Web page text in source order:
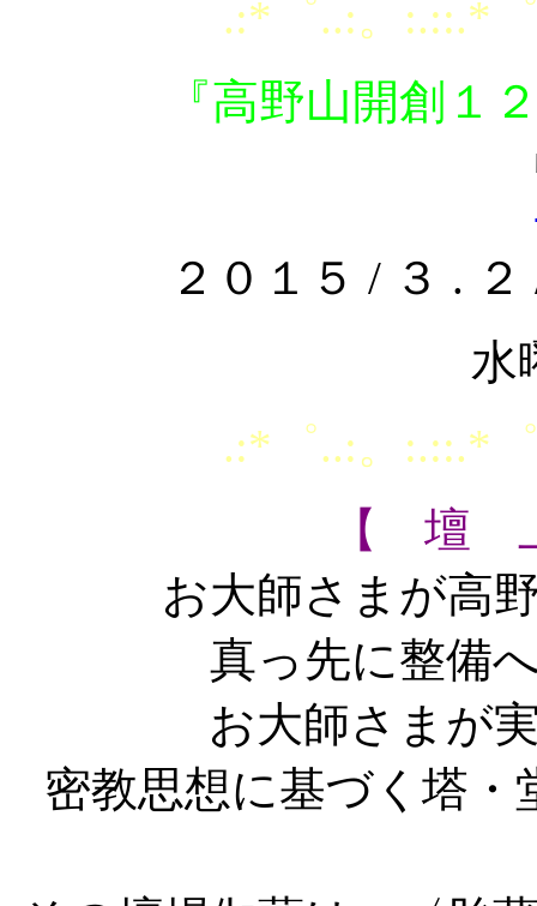
.:*゜..:。:.::.*
『高野山開創１
２０１５ / ３ .
水
.:*゜..:。:.::.*
【 壇
お大師さまが高
真っ先に整備
お大師さまが
密教思想に基づく塔